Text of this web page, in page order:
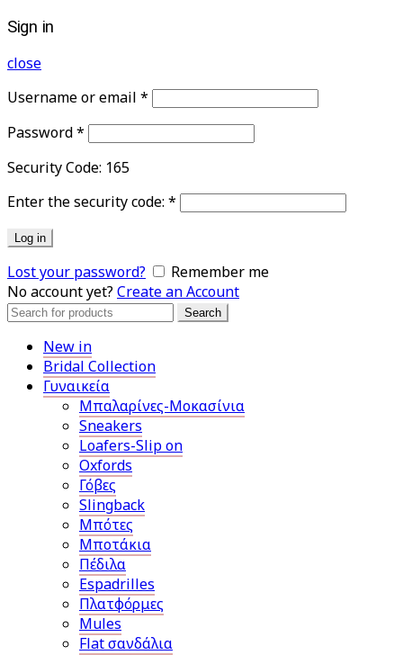
Sign in
close
Username or email *
Password*
Security Code: 165
Enter the security code: *
Log in
Lost your password?
Remember me
No account yet? Create an Account
Search
Search
New in
Bridal Collection
Γυναικεία
Μπαλαρίνες-Μοκασίνια
Sneakers
Loafers-Slip on
Oxfords
Γόβες
Slingback
Μπότες
Μποτάκια
Πέδιλα
Espadrilles
Πλατφόρμες
Mules
Flat σανδάλια